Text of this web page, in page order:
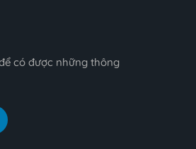
có được những thông